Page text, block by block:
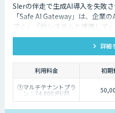
SIerの伴走で生成AI導入を失敗
「Safe AI Gateway」は、企業
深く」「他システムと連携して
kintone・Salesforce連携にも対
詳細
利用料金 初期
①マルチテナントプラ
ン：74,800 円/月
②スタータープラン：